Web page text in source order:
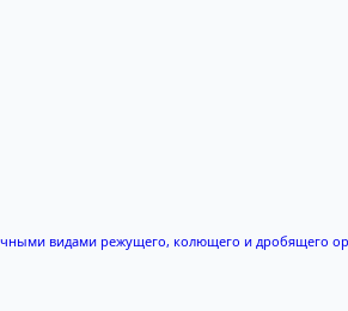
видами режущего, колющего и дробящего